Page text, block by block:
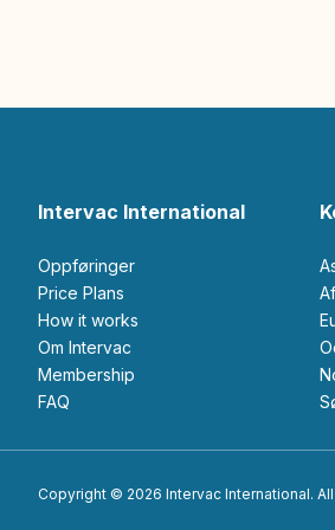
Intervac International
Oppføringer
Price Plans
How it works
Om Intervac
Membership
FAQ
Copyright © 2026 Intervac International.